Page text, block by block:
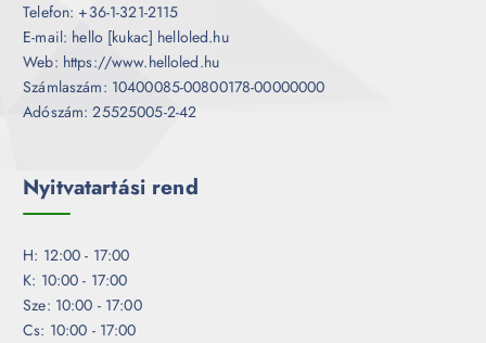
Telefon: +36-1-321-2115
E-mail: hello [kukac] helloled.hu
Web: https://www.helloled.hu
Számlaszám: 10400085-00800178-00000000
Adószám: 25525005-2-42
Nyitvatartási rend
H: 12:00 - 17:00
K: 10:00 - 17:00
Sze: 10:00 - 17:00
Cs: 10:00 - 17:00